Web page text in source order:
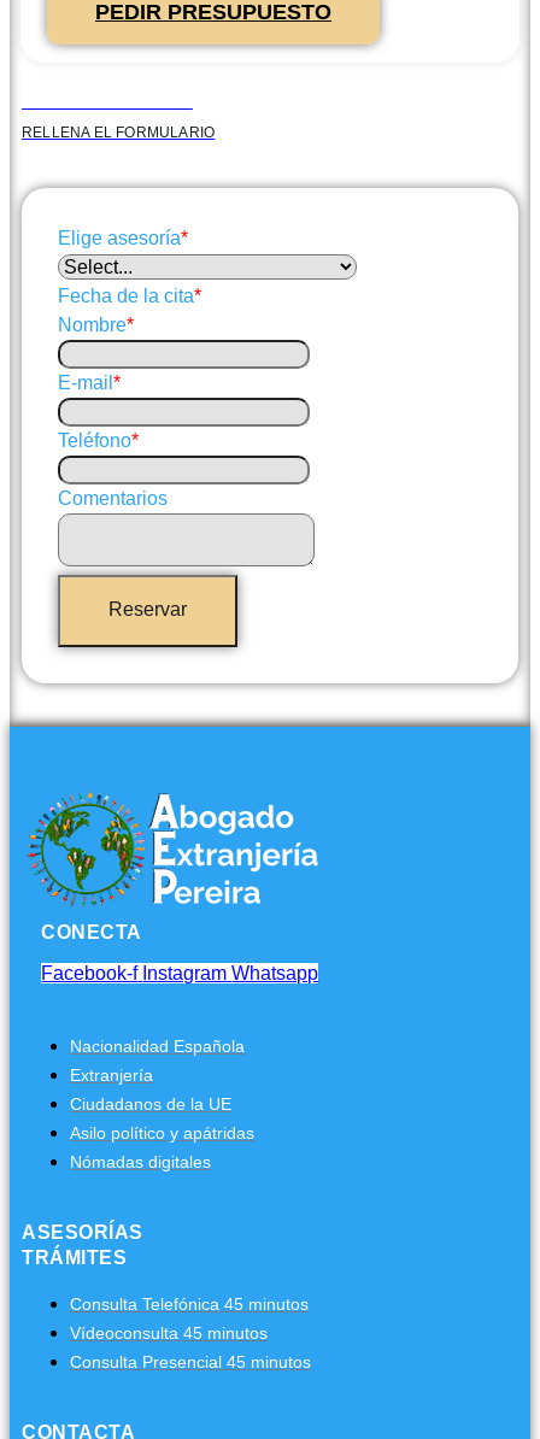
PEDIR PRESUPUESTO
RELLENA EL FORMULARIO
Elige asesoría*
Fecha de la cita*
Nombre*
E-mail *
Teléfono*
Comentarios
Reservar
CONECTA
Facebook-f Instagram Whatsapp
Nacionalidad Española
Extranjería
Ciudadanos de la UE
Asilo político y apátridas
Nómadas digitales
ASESORÍAS
TRÁMITES
Consulta Telefónica 45 minutos
Vídeoconsulta 45 minutos
Consulta Presencial 45 minutos
CONTACTA